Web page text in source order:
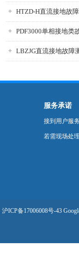
HTZD-H直流接地故
PDF3000单相接地类
LBZJG直流接地故障
服务承诺
接到用户服
若需现场处
沪ICP备17006008号-43